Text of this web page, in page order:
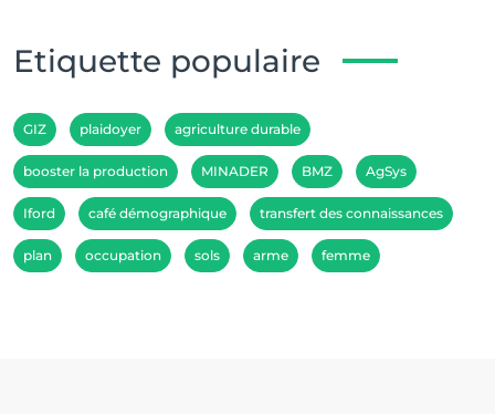
Etiquette populaire
GIZ plaidoyer agriculture durable
booster la production MINADER BMZ AgSys
Iford café démographique transfert des connaissances
plan occupation sols arme femme